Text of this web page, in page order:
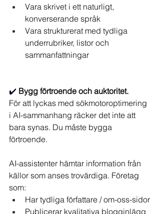
Vara skrivet i ett naturligt,
konverserande språk
Vara strukturerat med tydliga
underrubriker, listor och
sammanfattningar
✔️ Bygg förtroende och auktoritet.
För att lyckas med sökmotoroptimering
i AI-sammanhang räcker det inte att
bara synas. Du måste bygga
förtroende.
AI-assistenter hämtar information från
källor som anses trovärdiga. Företag
som:
Har tydliga författare / om-oss-sidor
Publicerar kvalitativa blogginlägg